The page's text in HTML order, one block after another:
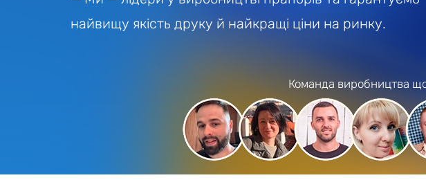
найвищу якість друку й найкращі ціни на ринку.
Команда виробництва